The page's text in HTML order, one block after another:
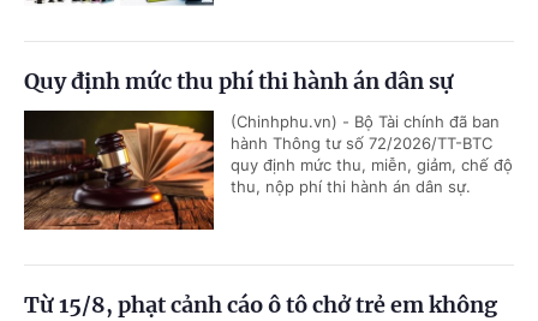
Quy định mức thu phí thi hành án dân sự
(Chinhphu.vn) - Bộ Tài chính đã ban
hành Thông tư số 72/2026/TT-BTC
quy định mức thu, miễn, giảm, chế độ
thu, nộp phí thi hành án dân sự.
Từ 15/8, phạt cảnh cáo ô tô chở trẻ em không